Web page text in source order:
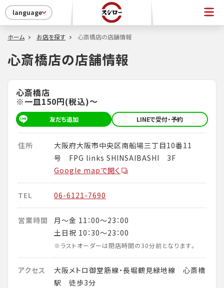
language
ホーム お店を探す 心斎橋店の店舗情報
心斎橋店の店舗情報
心斎橋店
※一皿150円(税込)～
友だち追加 LINEで受付・予約
住所
大阪府大阪市中央区南船場三丁目10番11
号 FPG links SHINSAIBASHI 3F
Google mapで開く
TEL 06-6121-7690
営業時間
月～金 11：00～23：00
土日祝 10：30～23：00
※ラストオーダーは閉店時間の30分前となります。
アクセス
大阪メトロ御堂筋線・長堀鶴見緑地線 心斎橋
駅 徒歩3分